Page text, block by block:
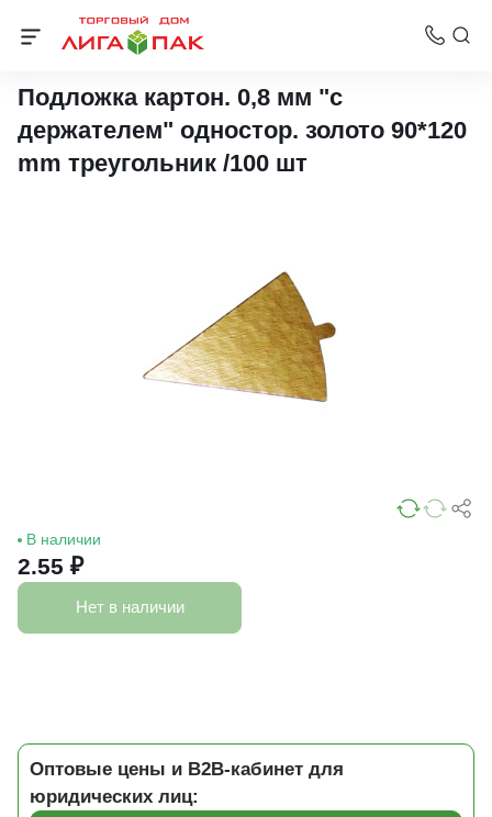
Подложки ламинированные
Подложка картон. 0,8 мм "с
держателем" одностор. золото 90*120
mm треугольник /100 шт
В наличии
2.55 ₽
Нет в наличии
Оптовые цены и B2B-кабинет для
юридических лиц: